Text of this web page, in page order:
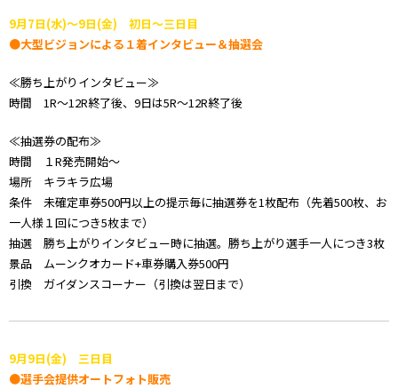
9月7日(水)～9日(金) 初日～三日目
●大型ビジョンによる１着インタビュー＆抽選会
≪勝ち上がりインタビュー≫
時間 1R～12R終了後、9日は5R～12R終了後
≪抽選券の配布≫
時間 １R発売開始～
場所 キラキラ広場
条件 未確定車券500円以上の提示毎に抽選券を1枚配布（先着500枚、お
一人様１回につき5枚まで）
抽選 勝ち上がりインタビュー時に抽選。勝ち上がり選手一人につき3枚
景品 ムーンクオカード+車券購入券500円
引換 ガイダンスコーナー（引換は翌日まで）
9月9日(金) 三日目
●選手会提供オートフォト販売